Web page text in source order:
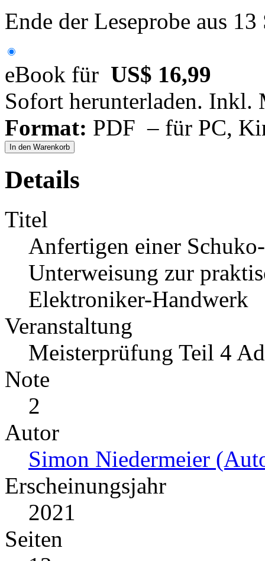
Ende der Leseprobe aus
eBook für US$ 16,99
Sofort herunterladen. Inkl.
Format: PDF – für PC,
In den Warenkorb
Details
Titel
Anfertigen einer
Unterweisung zur
Elektroniker-Handwerk
Veranstaltung
Meisterprüfung Teil 4
Note
2
Autor
Simon Niedermeier
Erscheinungsjahr
2021
Seiten